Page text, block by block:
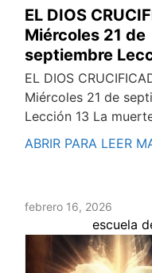
EL DIOS
Miércoles 21 de
septiembre
EL DIOS
Miércoles 21 de
Lección 13 La
ABRIR PARA LEER
febrero 16, 2026
escuela